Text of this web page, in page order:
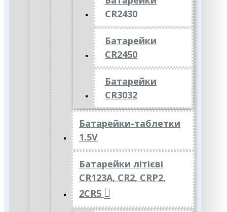
CR2430
Батарейки
CR2450
Батарейки
CR3032
Батарейки-таблетки
1.5V
Батарейки літієві
CR123A, CR2, CRP2,
2CR5